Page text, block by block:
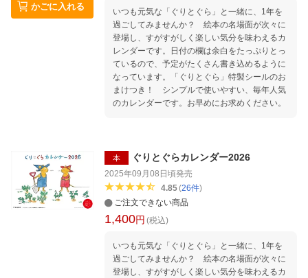
かごに入れる
いつも元気な「ぐりとぐら」と一緒に、1年を
過ごしてみませんか？ 絵本の名場面が次々に
登場し、すがすがしく楽しい気分を味わえるカ
レンダーです。日付の欄は余白をたっぷりとっ
ているので、予定がたくさん書き込めるように
なっています。「ぐりとぐら」特製シールのお
まけつき！ シンプルで使いやすい、毎年人気
のカレンダーです。お早めにお求めください。
本 ぐりとぐらカレンダー2026
2025年09月08日頃発売
4.85(26件)
ご注文できない商品
1,400円 (税込)
いつも元気な「ぐりとぐら」と一緒に、1年を
過ごしてみませんか？ 絵本の名場面が次々に
登場し、すがすがしく楽しい気分を味わえるカ